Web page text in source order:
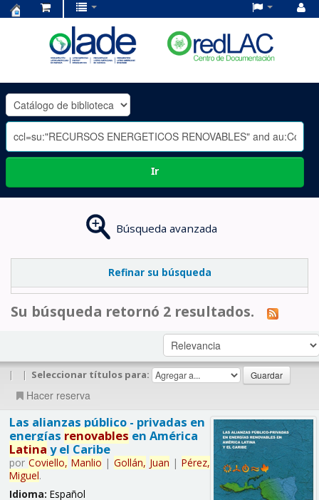
OLADE
-
Ir
Búsqueda avanzada
Refinar su búsqueda
Su búsqueda retornó 2 resultados.
| | Seleccionar títulos para:
Hacer reserva
Las alianzas público - privadas en
energías renovables en América
Latina y el Caribe
por Coviello, Manlio | Gollán, Juan | Pérez,
Miguel.
Idioma: Español